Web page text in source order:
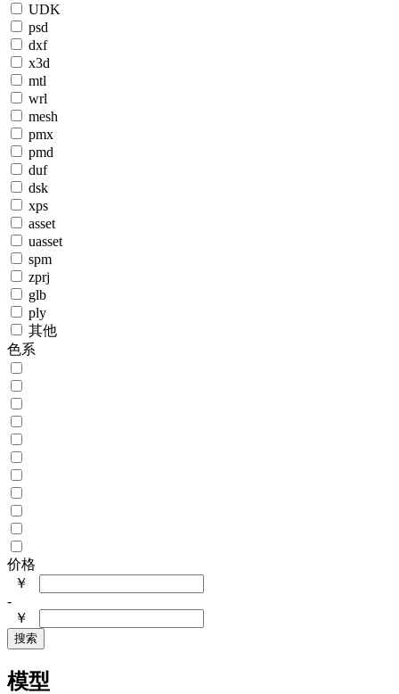
UDK
psd
dxf
x3d
mtl
wrl
mesh
pmx
pmd
duf
dsk
xps
asset
uasset
spm
zprj
glb
ply
其他
色系
价格
￥
-
￥
搜索
模型